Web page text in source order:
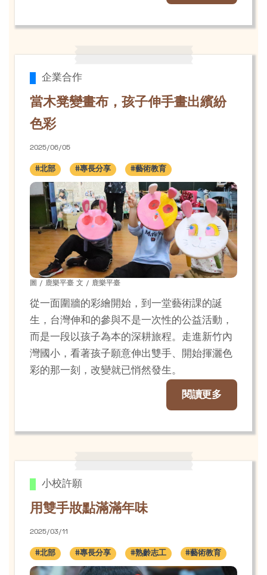
企業合作
當木凳變畫布，孩子伸手畫出繽紛
色彩
2025/06/05
#北部 #專長分享 #藝術教育
圖 / 鹿樂平臺 文 / 鹿樂平臺
從一面圍牆的彩繪開始，到一堂藝術課的誕
生，台灣伸和的參與不是一次性的公益活動，
而是一段以孩子為本的深耕旅程。走進新竹內
灣國小，看著孩子願意伸出雙手、開始揮灑色
彩的那一刻，改變就已悄然發生。
閱讀更多
小校許願
用雙手妝點滿滿年味
2025/03/11
#北部 #專長分享 #熟齡志工 #藝術教育